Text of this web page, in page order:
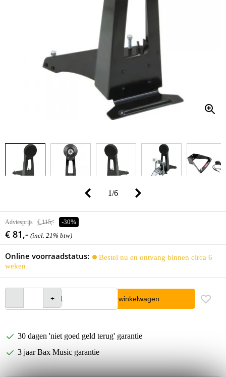
1/6
Adviesprijs € 115,- -30%
€ 81,- (incl. 21% btw)
Online voorraadstatus:
Bestel nu en ontvang binnen circa 6
weken
In winkelwagen
30 dagen 'niet goed geld terug' garantie
3 jaar Bax Music garantie